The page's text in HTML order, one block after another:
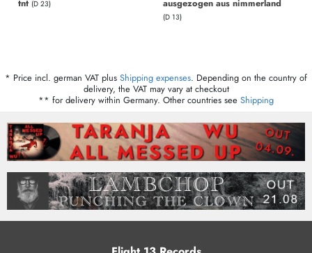
tnt (D 23)
ausgezogen aus nimmerland
(D 13)
* Price incl. german VAT plus Shipping expenses. Depending on the country of
delivery, the VAT may vary at checkout
** for delivery within Germany. Other countries see Shipping